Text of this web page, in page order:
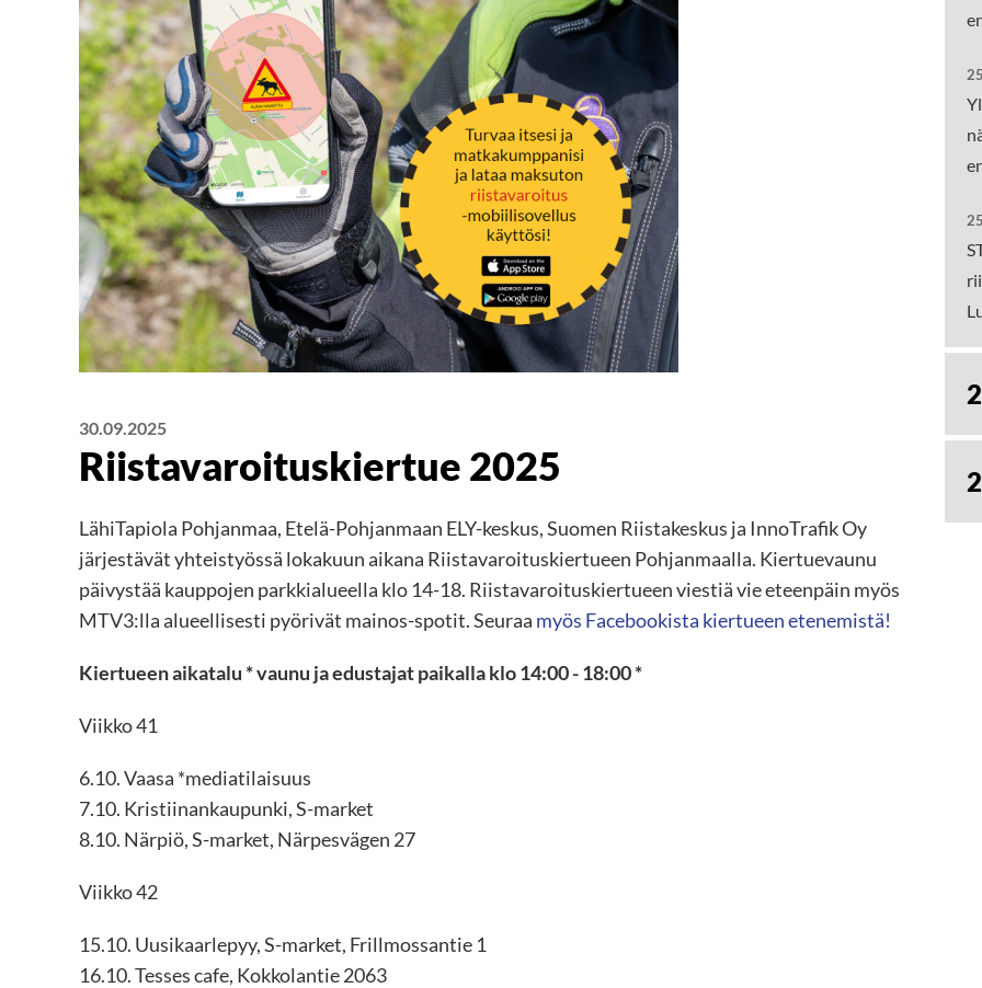
30.09.2025
Riistavaroituskiertue 2025
LähiTapiola Pohjanmaa, Etelä-Pohjanmaan ELY-keskus, Suomen Riistakeskus ja InnoTrafik Oy
järjestävät yhteistyössä lokakuun aikana Riistavaroituskiertueen Pohjanmaalla. Kiertuevaunu
päivystää kauppojen parkkialueella klo 14-18. Riistavaroituskiertueen viestiä vie eteenpäin myös
MTV3:lla alueellisesti pyörivät mainos-spotit. Seuraa myös Facebookista kiertueen etenemistä!
Kiertueen aikatalu * vaunu ja edustajat paikalla klo 14:00 - 18:00 *
Viikko 41
6.10. Vaasa *mediatilaisuus
7.10. Kristiinankaupunki, S-market
8.10. Närpiö, S-market, Närpesvägen 27
Viikko 42
15.10. Uusikaarlepyy, S-market, Frillmossantie 1
16.10. Tesses cafe, Kokkolantie 2063